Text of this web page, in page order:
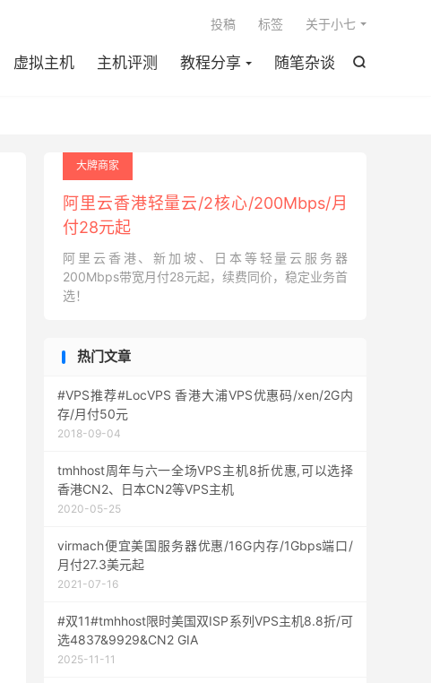

虚拟主机 主机评测 教程分享 随笔杂谈
投稿 标签 关于小七
大牌商家
阿里云香港轻量云/2核心/200Mbps/月
付28元起
阿里云香港、新加坡、日本等轻量云服务器
200Mbps带宽月付28元起，续费同价，稳定业务首
选！
热门文章
#VPS推荐#LocVPS 香港大浦VPS优惠码/xen/2G内
存/月付50元
2018-09-04
tmhhost周年与六一全场VPS主机8折优惠,可以选择
香港CN2、日本CN2等VPS主机
2020-05-25
virmach便宜美国服务器优惠/16G内存/1Gbps端口/
月付27.3美元起
2021-07-16
#双11#tmhhost限时美国双ISP系列VPS主机8.8折/可
选4837&9929&CN2 GIA
2025-11-11